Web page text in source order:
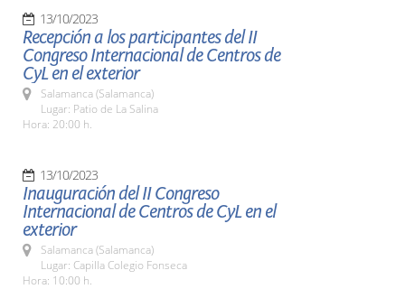
13/10/2023
Recepción a los participantes del II
Congreso Internacional de Centros de
CyL en el exterior
Salamanca (Salamanca)
Lugar: Patio de La Salina
Hora: 20:00 h.
13/10/2023
Inauguración del II Congreso
Internacional de Centros de CyL en el
exterior
Salamanca (Salamanca)
Lugar: Capilla Colegio Fonseca
Hora: 10:00 h.